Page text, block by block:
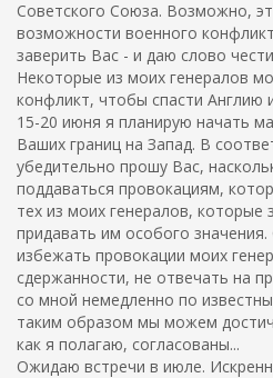
Советского Союза. Возможно,
возможности военного
заверить Вас - и даю слово
Некоторые из моих генералов
конфликт, чтобы спасти Англию
15-20 июня я планирую начать
Ваших границ на Запад. В
убедительно прошу Вас,
поддаваться провокациям,
тех из моих генералов,
придавать им особого
избежать провокации моих
сдержанности, не отвечать на
со мной немедленно по
таким образом мы можем
как я полагаю, согласованы...
Ожидаю встречи в июле.